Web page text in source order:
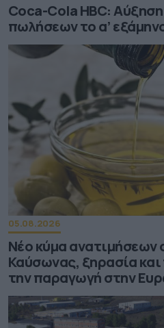
Coca-Cola HBC:
πωλήσεων το α’
05.08.2026
Νέο κύμα ανατιμήσεων
Καύσωνας, ξηρασία
την παραγωγή στην